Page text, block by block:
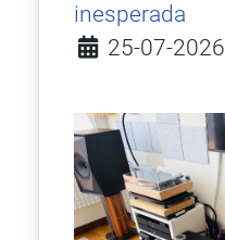
inesperada
Detalles
25-07-2026